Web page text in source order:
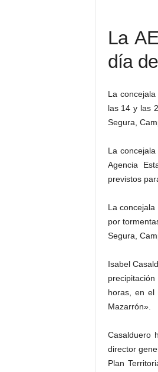
La
día
La
las 14 y las
Segura,
La
Agencia
previstos
La
por
Segura,
Isabel
horas, en el
Mazarrón».
Casalduero
director
Plan